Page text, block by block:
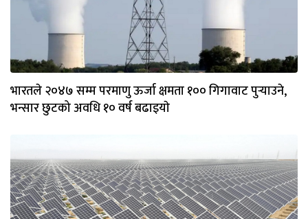
भारतले २०४७ सम्म परमाणु ऊर्जा क्षमता १०० गिगावाट पुर्‍याउने,
भन्सार छुटको अवधि १० वर्ष बढाइयाे